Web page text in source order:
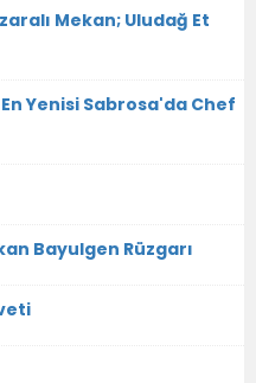
Mekan; Uludağ Et
Yenisi Sabrosa'da Chef
Bayulgen Rüzgarı